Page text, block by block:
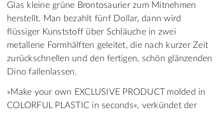
Glas kleine grüne Brontosaurier zum Mitnehmen
herstellt. Man bezahlt fünf Dollar, dann wird
flüssiger Kunststoff über Schläuche in zwei
metallene Formhälften geleitet, die nach kurzer Zeit
zurückschnellen und den fertigen, schön glänzenden
Dino fallenlassen.
»Make your own EXCLUSIVE PRODUCT molded in
COLORFUL PLASTIC in seconds«, verkündet der